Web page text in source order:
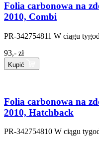
Folia carbonowa na
2010, Combi
PR-342754811 W ciągu
93,- zł
Kupić
Folia carbonowa na
2010, Hatchback
PR-342754810 W ciągu